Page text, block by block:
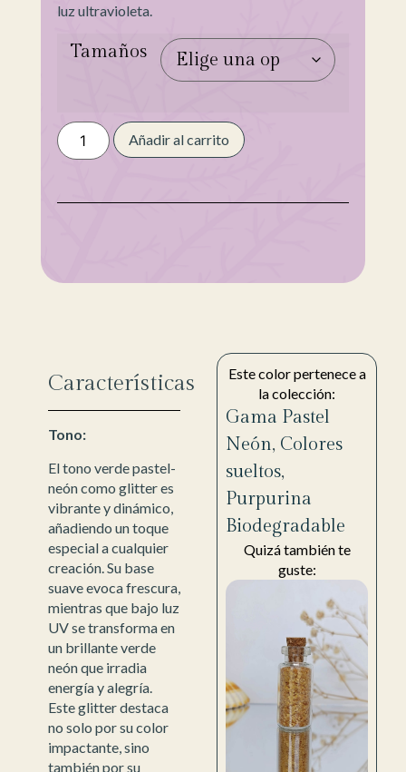
luz ultravioleta.
Tamaños
Añadir al carrito
Características
Tono:
El tono verde pastel-
neón como glitter es
vibrante y dinámico,
añadiendo un toque
especial a cualquier
creación. Su base
suave evoca frescura,
mientras que bajo luz
UV se transforma en
un brillante verde
neón que irradia
energía y alegría.
Este glitter destaca
no solo por su color
impactante, sino
también por su
Este color pertenece a
la colección:
Gama Pastel
Neón, Colores
sueltos,
Purpurina
Biodegradable
Quizá también te
guste: